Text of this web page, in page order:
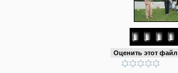
Оценить этот файл